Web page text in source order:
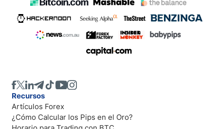
Recursos
Artículos Forex
¿Cómo Calcular los Pips en el Oro?